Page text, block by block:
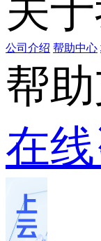
关
公司介绍 帮助中心
帮
在